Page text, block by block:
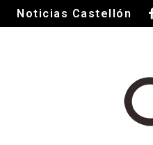
Noticias Castellón